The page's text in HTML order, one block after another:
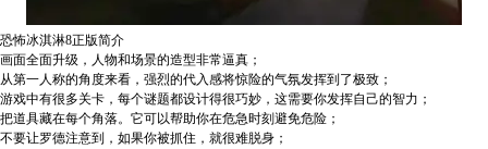
恐怖冰淇淋8正版简介
画面全面升级，人物和场景的造型非常逼真；
从第一人称的角度来看，强烈的代入感将惊险的气氛发挥到了极致；
游戏中有很多关卡，每个谜题都设计得很巧妙，这需要你发挥自己的智力；
把道具藏在每个角落。它可以帮助你在危急时刻避免危险；
不要让罗德注意到，如果你被抓住，就很难脱身；